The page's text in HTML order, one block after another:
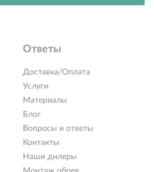
Ответы
Доставка/Оплата
Услуги
Материалы
Блог
Вопросы и ответы
Контакты
Наши дилеры